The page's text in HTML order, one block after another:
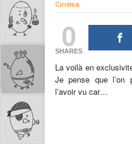
Cinéma
0
SHARES
La voilà en
Je pense que l’on
l’avoir vu car…